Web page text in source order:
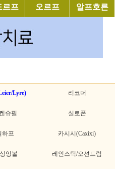
르프 오르프 알프호른
Lyre) 리코더
슈필 실로폰
하프 카시시(Caxixi)
잉볼 레인스틱/오션드럼